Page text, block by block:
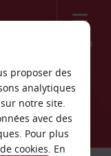
Menu
Boise
proposer des
analytiques
notre site.
avec des
Pour plus
cookies. En